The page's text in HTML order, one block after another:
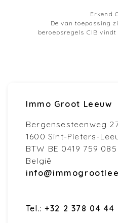
Erkend
De van toepassing
beroepsregels CIB
Immo Groot Leeuw
Bergensesteenweg
1600 Sint-Pieters-
BTW BE 0419 759 085
België
Tel.: +32 2 378 04 44